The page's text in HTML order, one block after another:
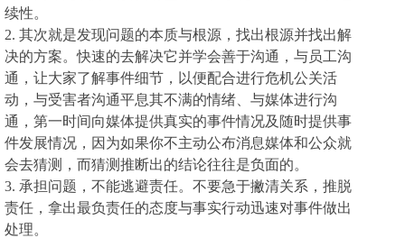
续性。
2. 其次就是发现问题的本质与根源，找出根源并找出解
决的方案。快速的去解决它并学会善于沟通，与员工沟
通， 让大家了解事件细节，以便配合进行危机公关活
动，与受害者沟通平息其不满的情绪、与媒体进行沟
通， 第一时间向媒体提供真实的事件情况及随时提供事
件发展情况，因为如果你不主动公布消息媒体和公众就
会去猜测，而猜测推断出的结论往往是负面的。
3. 承担问题，不能逃避责任。不要急于撇清关系，推脱
责任， 拿出最负责任的态度与事实行动迅速对事件做出
处理。